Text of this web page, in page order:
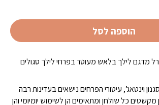
מדגם לילך בלאש מעוטר בפרחי לילך סגולים
וינטאג’, עיטורי הפרחים נישאים בעדינות רבה
כל שולחן ומתאימים הן לשימוש יומיומי והן
הוספה לסל